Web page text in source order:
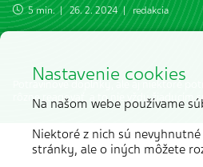
5 min. | 26. 2. 2024 | redakcia
Potravinové doplnky, ale aj niektoré
rôzne reagovať, a to nie vždy žiaducim
Nastavenie cookies
Na našom webe používame
Niektoré z nich sú
stránky, ale o iných môžete